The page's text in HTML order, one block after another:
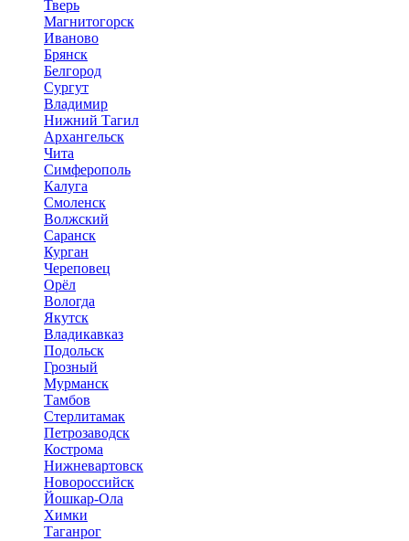
Тверь
Магнитогорск
Иваново
Брянск
Белгород
Сургут
Владимир
Нижний Тагил
Архангельск
Чита
Симферополь
Калуга
Смоленск
Волжский
Саранск
Курган
Череповец
Орёл
Вологда
Якутск
Владикавказ
Подольск
Грозный
Мурманск
Тамбов
Стерлитамак
Петрозаводск
Кострома
Нижневартовск
Новороссийск
Йошкар-Ола
Химки
Таганрог